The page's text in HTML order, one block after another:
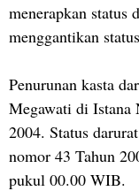
menerapkan status
menggantikan
Penurunan kasta
Megawati di Istana
2004. Status
nomor 43 Tahun
pukul 00.00 WIB.